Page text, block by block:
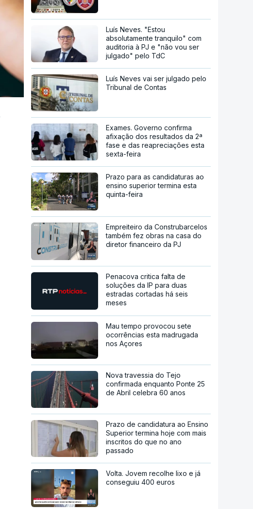
Luís Neves. "Estou
absolutamente tranquilo" com
auditoria à PJ e "não vou ser
julgado" pelo TdC
Luís Neves vai ser julgado pelo
Tribunal de Contas
Exames. Governo confirma
afixação dos resultados da 2ª
fase e das reapreciações esta
sexta-feira
Prazo para as candidaturas ao
ensino superior termina esta
quinta-feira
Empreiteiro da Construbarcelos
também fez obras na casa do
diretor financeiro da PJ
Penacova critica falta de
soluções da IP para duas
estradas cortadas há seis
meses
Mau tempo provocou sete
ocorrências esta madrugada
nos Açores
Nova travessia do Tejo
confirmada enquanto Ponte 25
de Abril celebra 60 anos
Prazo de candidatura ao Ensino
Superior termina hoje com mais
inscritos do que no ano
passado
Volta. Jovem recolhe lixo e já
conseguiu 400 euros